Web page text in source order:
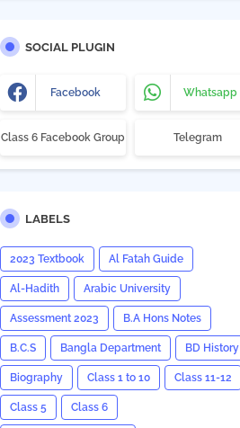
SOCIAL PLUGIN
Facebook Whatsapp
Class 6 Facebook Group Telegram
LABELS
2023 Textbook Al Fatah Guide
Al-Hadith Arabic University
Assessment 2023 B.A Hons Notes
B.C.S Bangla Department BD History
Biography Class 1 to 10 Class 11-12
Class 5 Class 6